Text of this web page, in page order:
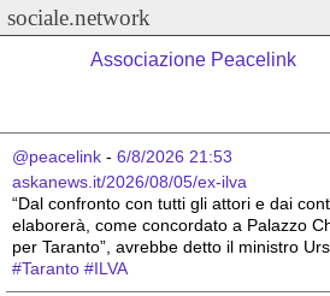
sociale.network
Associazione Peacelink
@peacelink - 6/8/2026 21:53
askanews.it/2026/08/05/ex-ilva
“Dal confronto con tutti gli attori e dai
elaborerà, come concordato a Palazzo
per Taranto”, avrebbe detto il ministro
#Taranto #ILVA